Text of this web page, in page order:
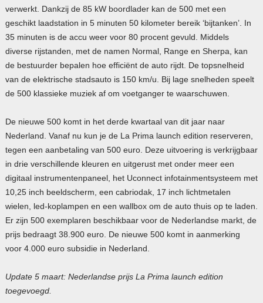
verwerkt. Dankzij de 85 kW boordlader kan de 500 met een
geschikt laadstation in 5 minuten 50 kilometer bereik ‘bijtanken’. In
35 minuten is de accu weer voor 80 procent gevuld. Middels
diverse rijstanden, met de namen Normal, Range en Sherpa, kan
de bestuurder bepalen hoe efficiënt de auto rijdt. De topsnelheid
van de elektrische stadsauto is 150 km/u. Bij lage snelheden speelt
de 500 klassieke muziek af om voetganger te waarschuwen.
De nieuwe 500 komt in het derde kwartaal van dit jaar naar
Nederland. Vanaf nu kun je de La Prima launch edition reserveren,
tegen een aanbetaling van 500 euro. Deze uitvoering is verkrijgbaar
in drie verschillende kleuren en uitgerust met onder meer een
digitaal instrumentenpaneel, het Uconnect infotainmentsysteem met
10,25 inch beeldscherm, een cabriodak, 17 inch lichtmetalen
wielen, led-koplampen en een wallbox om de auto thuis op te laden.
Er zijn 500 exemplaren beschikbaar voor de Nederlandse markt, de
prijs bedraagt 38.900 euro. De nieuwe 500 komt in aanmerking
voor 4.000 euro subsidie in Nederland.
Update 5 maart: Nederlandse prijs La Prima launch edition
toegevoegd.